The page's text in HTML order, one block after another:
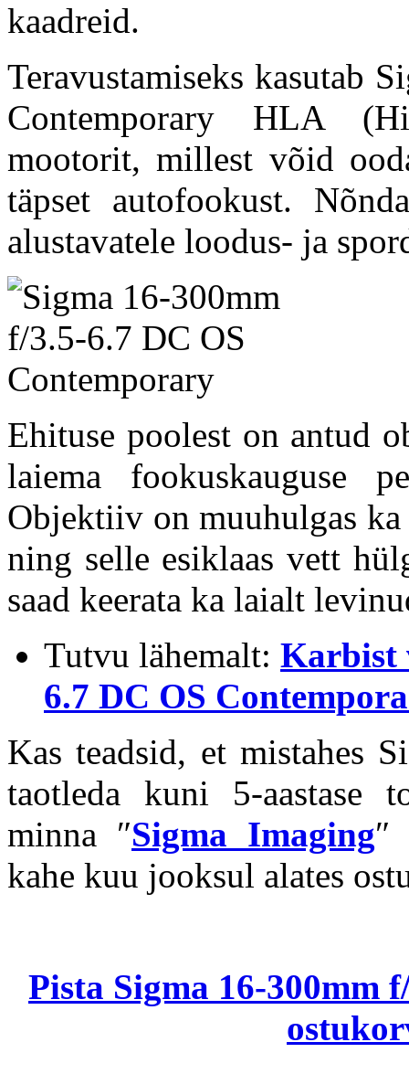
kaadreid.
Teravustamiseks kasutab
Contemporary HLA
mootorit, millest võid
täpset autofookust.
alustavatele loodus- ja
Ehituse poolest on antud
laiema fookuskauguse
Objektiiv on muuhulgas
ning selle esiklaas vett
saad keerata ka laialt
Tutvu lähemalt: Karbist
6.7 DC OS
Kas teadsid, et mistahes
taotleda kuni 5-aastase
minna ″Sigma Imaging″
kahe kuu jooksul alates
Pista Sigma 16-300mm